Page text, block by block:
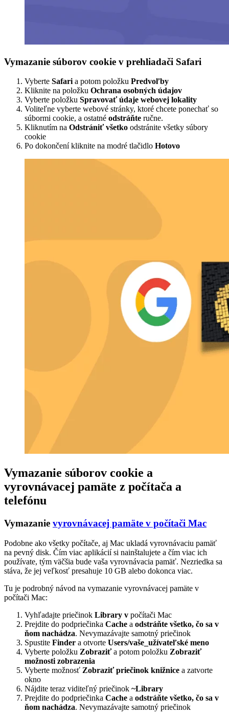
Vymazanie súborov cookie v prehliadači Safari
Vyberte Safari a potom položku Predvoľby
Kliknite na položku Ochrana osobných údajov
Vyberte položku Spravovať údaje webovej lokality
Voliteľne vyberte webové stránky, ktoré chcete ponechať so
súbormi cookie, a ostatné odstráňte ručne.
Kliknutím na Odstrániť všetko odstránite všetky súbory
cookie
Po dokončení kliknite na modré tlačidlo Hotovo
Vymazanie súborov cookie a
vyrovnávacej pamäte z počítača a
telefónu
Vymazanie vyrovnávacej pamäte v počítači Mac
Podobne ako všetky počítače, aj Mac ukladá vyrovnávaciu pamäť
na pevný disk. Čím viac aplikácií si nainštalujete a čím viac ich
používate, tým väčšia bude vaša vyrovnávacia pamäť. Nezriedka sa
stáva, že jej veľkosť presahuje 10 GB alebo dokonca viac.
Tu je podrobný návod na vymazanie vyrovnávacej pamäte v
počítači Mac:
Vyhľadajte priečinok Library v počítači Mac
Prejdite do podpriečinka Cache a odstráňte všetko, čo sa v
ňom nachádza. Nevymazávajte samotný priečinok
Spustite Finder a otvorte Users/vaše_užívateľské meno
Vyberte položku Zobraziťa potom položku Zobraziť
možnosti zobrazenia
Vyberte možnosť Zobraziť priečinok knižnice a zatvorte
okno
Nájdite teraz viditeľný priečinok ~Library
Prejdite do podpriečinka Cache a odstráňte všetko, čo sa v
ňom nachádza. Nevymazávajte samotný priečinok